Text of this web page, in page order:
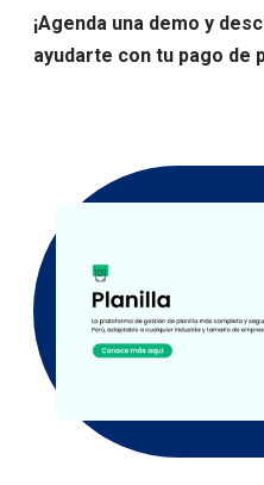
¡Agenda una demo y
ayudarte con tu pago de